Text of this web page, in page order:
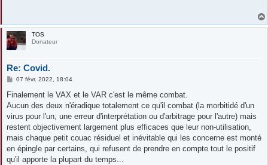
TOS
Donateur
Re: Covid.
M
s
a
g
07 févr. 2022, 18:04
Finalement le VAX et le VAR c'est le même combat.
Aucun des deux n'éradique totalement ce qu'il combat (la morbitidé d'un
virus pour l'un, une erreur d'interprétation ou d'arbitrage pour l'autre) mais
restent objectivement largement plus efficaces que leur non-utilisation,
mais chaque petit couac résiduel et inévitable qui les concerne est monté
en épingle par certains, qui refusent de prendre en compte tout le positif
qu'il apporte la plupart du temps...